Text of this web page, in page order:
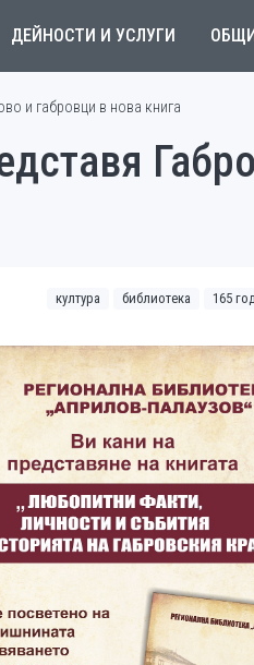
ДЕЙНОСТИ И УСЛУГИ
и габровци в нова книга
култура библиотека 165